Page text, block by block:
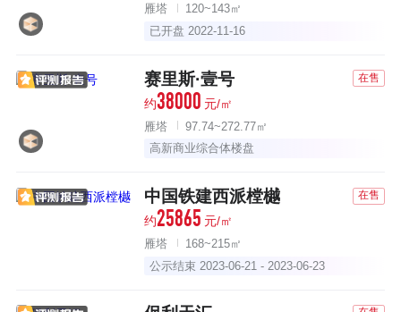
雁塔
120~143㎡
已开盘 2022-11-16
赛里斯·壹号 在售
约38000 元/㎡
雁塔
97.74~272.77㎡
高新商业综合体楼盘
中国铁建西派樘樾 在售
约25865 元/㎡
雁塔
168~215㎡
公示结束 2023-06-21 - 2023-06-23